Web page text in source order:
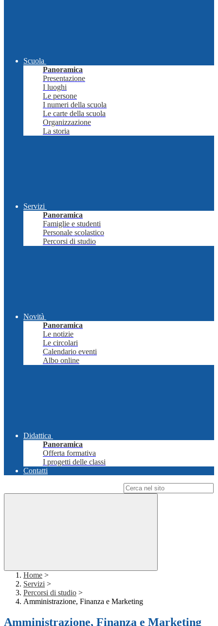
Scuola
Panoramica
Presentazione
I luoghi
Le persone
I numeri della scuola
Le carte della scuola
Organizzazione
La storia
Servizi
Panoramica
Famiglie e studenti
Personale scolastico
Percorsi di studio
Novità
Panoramica
Le notizie
Le circolari
Calendario eventi
Albo online
Didattica
Panoramica
Offerta formativa
I progetti delle classi
Contatti
Home >
Servizi >
Percorsi di studio >
Amministrazione, Finanza e Marketing
Amministrazione, Finanza e Marketing